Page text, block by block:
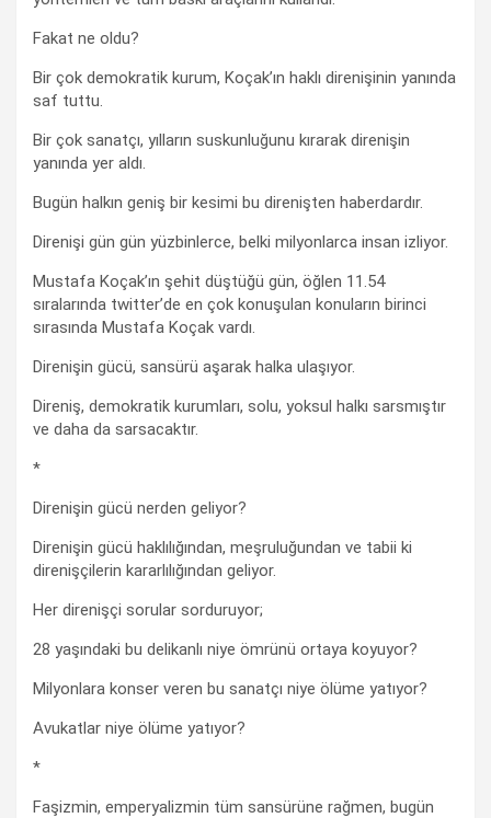
Fakat ne oldu?
Bir çok demokratik kurum, Koçak’ın haklı direnişinin yanında
saf tuttu.
Bir çok sanatçı, yılların suskunluğunu kırarak direnişin
yanında yer aldı.
Bugün halkın geniş bir kesimi bu direnişten haberdardır.
Direnişi gün gün yüzbinlerce, belki milyonlarca insan izliyor.
Mustafa Koçak’ın şehit düştüğü gün, öğlen 11.54
sıralarında twitter’de en çok konuşulan konuların birinci
sırasında Mustafa Koçak vardı.
Direnişin gücü, sansürü aşarak halka ulaşıyor.
Direniş, demokratik kurumları, solu, yoksul halkı sarsmıştır
ve daha da sarsacaktır.
*
Direnişin gücü nerden geliyor?
Direnişin gücü haklılığından, meşruluğundan ve tabii ki
direnişçilerin kararlılığından geliyor.
Her direnişçi sorular sorduruyor;
28 yaşındaki bu delikanlı niye ömrünü ortaya koyuyor?
Milyonlara konser veren bu sanatçı niye ölüme yatıyor?
Avukatlar niye ölüme yatıyor?
*
Faşizmin, emperyalizmin tüm sansürüne rağmen, bugün